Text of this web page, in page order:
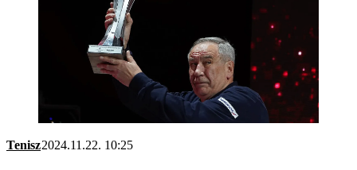
Tenisz2024.11.22. 10:25